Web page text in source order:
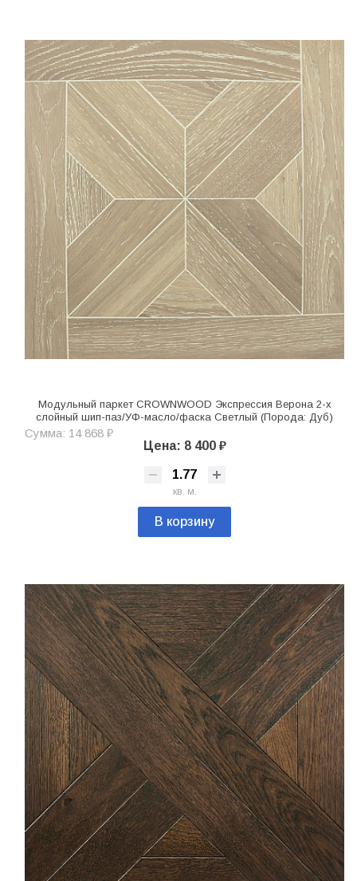
Модульный паркет CROWNWOOD Экспрессия Верона 2-х
слойный шип-паз/УФ-масло/фаска Светлый (Порода: Дуб)
Сумма: 14 868 ₽
Цена: 8 400 ₽
кв. м.
В корзину